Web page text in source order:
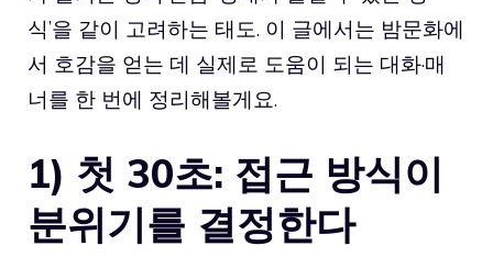
식’을 같이 고려하는 태도. 이 글에서는 밤문화에
서 호감을 얻는 데 실제로 도움이 되는 대화·매
너를 한 번에 정리해볼게요.
1) 첫 30초: 접근 방식이
분위기를 결정한다